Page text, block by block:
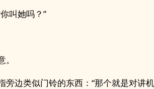
叫她吗？”
旁边类似门铃的东西：“那个就是对讲